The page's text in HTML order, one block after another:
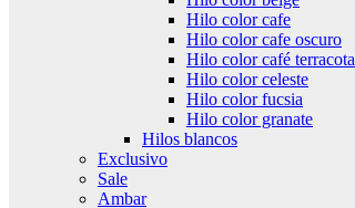
Hilo color cafe
Hilo color cafe oscuro
Hilo color café terracota
Hilo color celeste
Hilo color fucsia
Hilo color granate
Hilos blancos
Exclusivo
Sale
Ambar